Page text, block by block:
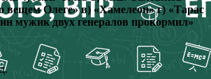
вещем Олеге» в) «Хамелеон» г) «Тарас
мужик двух генералов прокормил»